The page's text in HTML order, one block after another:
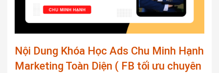
Nội Dung Khóa Học Ads Chu Minh Hạnh
Marketing Toàn Diện ( FB tối ưu chuyên